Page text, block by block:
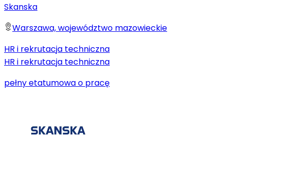
Skanska
Warszawa, województwo mazowieckie
HR i rekrutacja techniczna
HR i rekrutacja techniczna
pełny etatumowa o pracę